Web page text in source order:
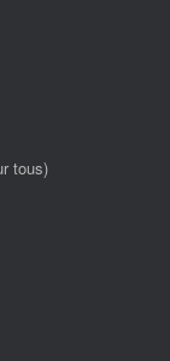
tous)